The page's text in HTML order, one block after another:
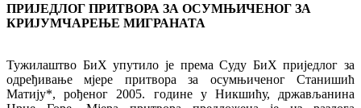
ПРИЈЕДЛОГ ПРИТВОРА ЗА ОСУМЊИЧЕНОГ ЗА
КРИЈУМЧАРЕЊЕ МИГРАНАТА
Тужилаштво БиХ упутило је према Суду БиХ приједлог за
одређивање мјере притвора за осумњиченог Станишић
Матију*, рођеног 2005. године у Никшићу, држављанина